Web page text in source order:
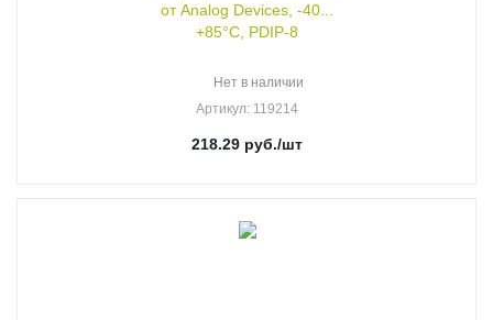
от Analog Devices, -40...
+85°C, PDIP-8
Нет в наличии
Артикул: 119214
218.29 руб./шт